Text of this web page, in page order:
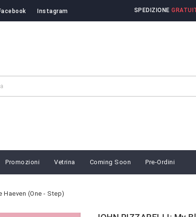
Instagram SPEDIZIONE
Promozioni Vetrina Coming Soon Pre-Ordini
Haeven (One - Step)